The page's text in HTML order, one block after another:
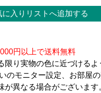
に入りリストへ追加する
円以上で送料無料
限り実物の色に近づけるよ
のモニター設定、お部屋
が異なる場合がございます